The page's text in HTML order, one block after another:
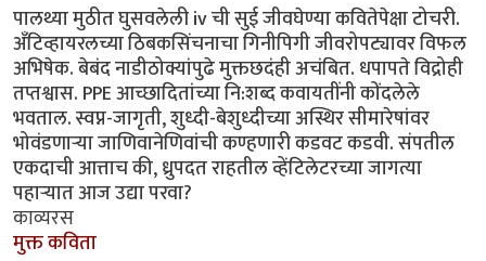
पालथ्या मुठीत घुसवलेली iv ची सुई जीवघेण्या कवितेपेक्षा टोचरी.
अँटिव्हायरलच्या ठिबकसिंचनाचा गिनीपिगी जीवरोपट्यावर विफल
अभिषेक. बेबंद नाडीठोक्यांपुढे मुक्तछदंही अचंबित. धपापते विद्रोही
तप्तश्वास. PPE आच्छादितांच्या नि:शब्द कवायतींनी कोंदलेले
भवताल. स्वप्न-जागृती, शुध्दी-बेशुध्दीच्या अस्थिर सीमारेषांवर
भोवंडणार्‍या जाणिवानेणिवांची कण्हणारी कडवट कडवी. संपतील
एकदाची आत्ताच की, ध्रुपदत राहतील व्हेंटिलेटरच्या जागत्या
पहार्‍यात आज उद्या परवा?
काव्यरस
मुक्त कविता